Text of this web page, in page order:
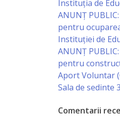
Instituția de
ANUNȚ
pentru
Instituției de
ANUNȚ
pentru
Aport Voluntar
Sala de sedinte
Comentarii